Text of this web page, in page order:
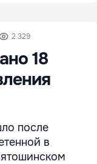
2 329
18
после
в